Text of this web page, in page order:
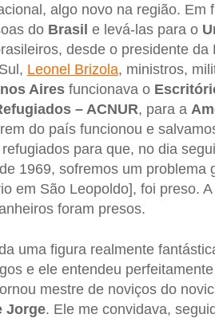
algo novo na região. Em
do Brasil e levá-las para o
desde o presidente da
Leonel Brizola, ministros,
Airesfuncionava o
– ACNUR, para a
do país funcionou e
para que, no dia
1969, sofremos um problema
em São Leopoldo], foi preso.
foram presos.
uma figura realmente
e ele entendeu
mestre de noviços do
Jorge. Ele me convidava,